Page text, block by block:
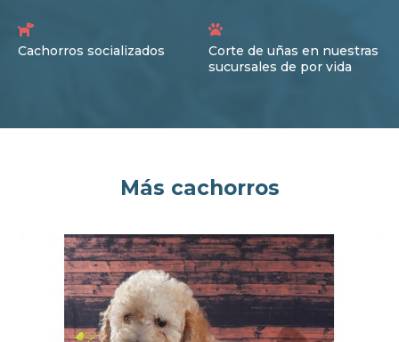
Cachorros socializados
Corte de uñas en nuestras
sucursales de por vida
Más cachorros